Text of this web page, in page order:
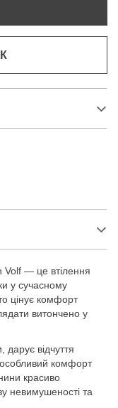
— це втілення
у сучасному
цінує комфорт
витончено у
дарує відчуття
особливий комфорт
красиво
невимушеності та